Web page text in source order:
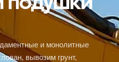
и монолитные
вывозим грунт,